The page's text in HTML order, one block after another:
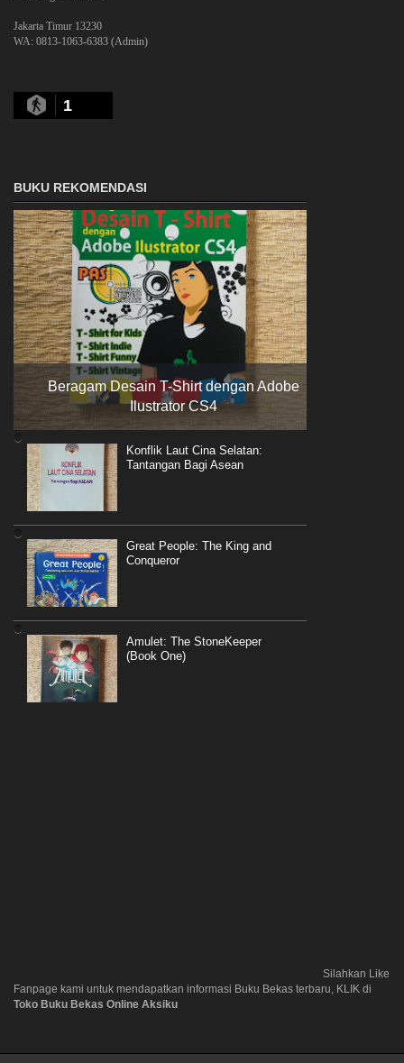
Jakarta Timur 13230
WA: 0813-1063-6383 (Admin)
1
BUKU REKOMENDASI
Beragam Desain T-Shirt dengan Adobe
Ilustrator CS4
Konflik Laut Cina Selatan:
Tantangan Bagi Asean
Great People: The King and
Conqueror
Amulet: The StoneKeeper
(Book One)
Silahkan Like
Fanpage kami untuk mendapatkan informasi Buku Bekas terbaru, KLIK di
Toko Buku Bekas Online Aksiku